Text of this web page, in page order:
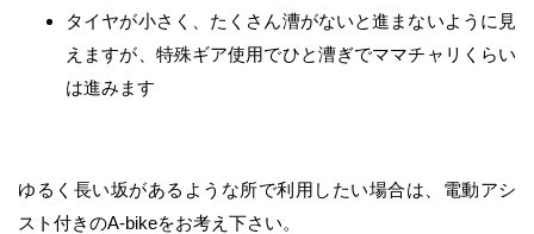
タイヤが小さく、たくさん漕がないと進まないように見
えますが、特殊ギア使用でひと漕ぎでママチャリくらい
は進みます
ゆるく長い坂があるような所で利用したい場合は、電動アシ
スト付きのA-bikeをお考え下さい。